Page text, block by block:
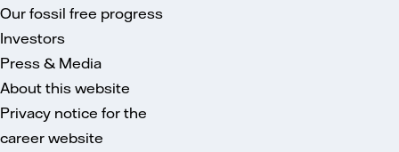
Our fossil free progress
Investors
Press & Media
About this website
Privacy notice for the
career website